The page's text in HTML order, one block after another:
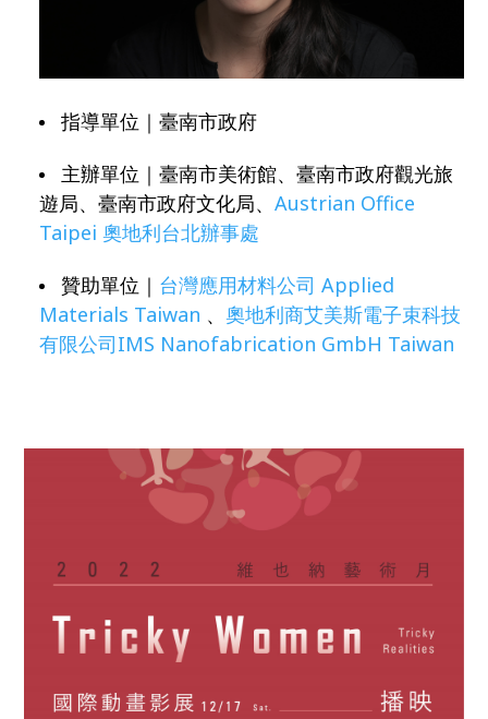
指導單位｜臺南市政府
主辦單位｜臺南市美術館、臺南市政府觀光旅
遊局、臺南市政府文化局、Austrian Office
Taipei 奧地利台北辦事處
贊助單位｜ 台灣應用材料公司 Applied
Materials Taiwan 、奧地利商艾美斯電子束科技
有限公司IMS Nanofabrication GmbH Taiwan